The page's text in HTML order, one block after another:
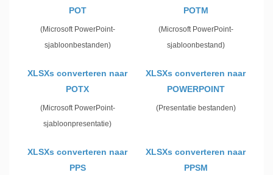
POT
(Microsoft PowerPoint-
sjabloonbestanden)
POTM
(Microsoft PowerPoint-
sjabloonbestand)
XLSXs converteren naar
POTX
(Microsoft PowerPoint-
sjabloonpresentatie)
XLSXs converteren naar
POWERPOINT
(Presentatie bestanden)
XLSXs converteren naar
PPS
XLSXs converteren naar
PPSM